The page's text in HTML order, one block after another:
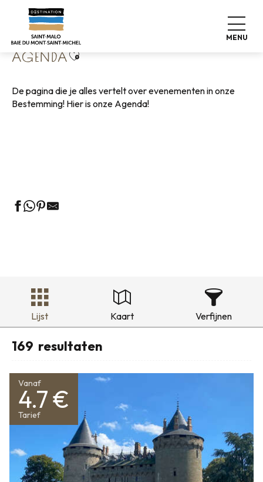
contenu
principal
MENU
Home Wonen zoals thuis
AGENDAAjouter aux favoris
De pagina die je alles vertelt over evenementen in onze
Bestemming! Hier is onze Agenda!
Lijst Kaart Verfijnen
169 resultaten
Vanaf
4.7 €
Tarief